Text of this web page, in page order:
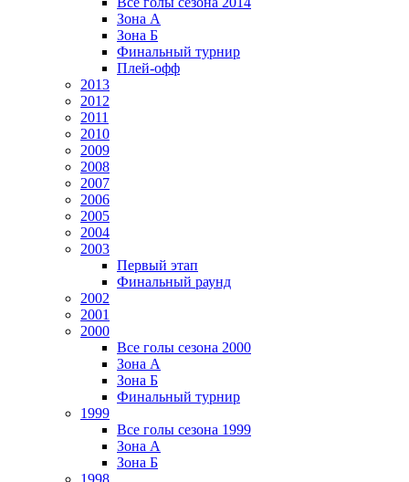
Зона А
Зона Б
Финальный турнир
Плей-офф
2013
2012
2011
2010
2009
2008
2007
2006
2005
2004
2003
Первый этап
Финальный раунд
2002
2001
2000
Все голы сезона 2000
Зона А
Зона Б
Финальный турнир
1999
Все голы сезона 1999
Зона А
Зона Б
1998